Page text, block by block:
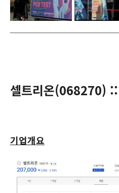
셀트리온(068270)
기업개요